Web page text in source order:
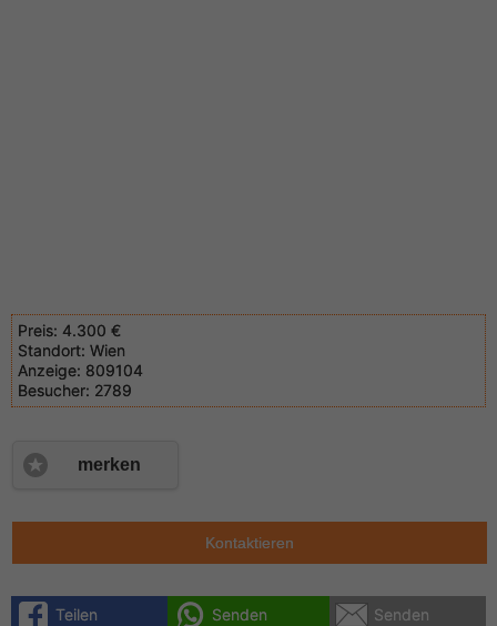
Preis: 4.300 €
Standort: Wien
Anzeige: 809104
Besucher: 2789
merken
Kontaktieren
Teilen Senden Senden